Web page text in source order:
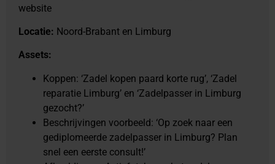
website
Locatie: Noord-Brabant en Limburg
Assets:
Koppen: ‘Zadel kopen paard korte rug’, ‘Zadel
reparatie Limburg’ en ‘Zadelpasser in Limburg
gezocht?’
Beschrijvingen voorbeeld: ‘Op zoek naar een
gediplomeerde zadelpasser in Limburg? Plan
snel een eerste consult!’